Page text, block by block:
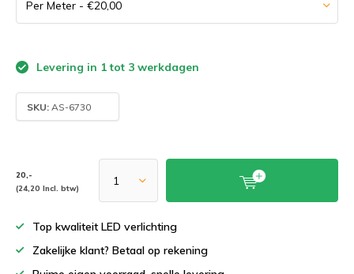
Levering in 1 tot 3 werkdagen
SKU: AS-6730
20,-
(24,20 Incl. btw)
Top kwaliteit LED verlichting
Zakelijke klant? Betaal op rekening